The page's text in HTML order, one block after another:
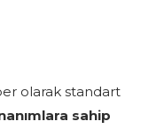
olarak standart
sahip